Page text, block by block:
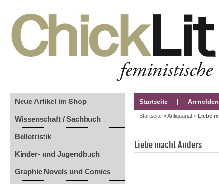
Neue Artikel im Shop
Wissenschaft / Sachbuch
Belletristik
Kinder- und Jugendbuch
Graphic Novels und Comics
Startseite Anmelden
Startseite »Antiquariat » Liebe
Liebe macht Anders